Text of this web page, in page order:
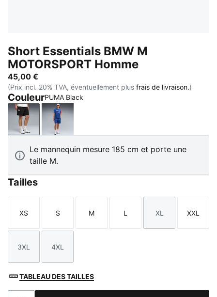
Short Essentials BMW M
MOTORSPORT Homme
45,00 €
(Prix incl. 20% TVA, éventuellement plus frais de livraison.)
CouleurPUMA Black
PUMA BlackPro Blue-M Color
Le mannequin mesure 185 cm et porte une
taille M.
Tailles
Taille
XS
Taille
S
Taille
M
Taille
L
Taille
XL
Taille
XXL
Taille
3XL
Taille
4XL
TABLEAU DES TAILLES